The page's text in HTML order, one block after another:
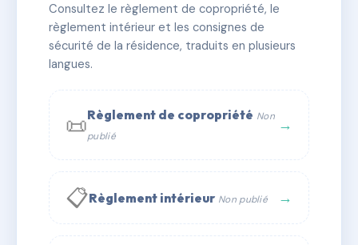
✓ Immatriculée 🏠 9 lots 🏗 1 bâtiment(s)
📞 Contacter Syndic Digital
Consultez le règlement de copropriété, le
règlement intérieur et les consignes de
sécurité de la résidence, traduits en plusieurs
langues.
📜Règlement de copropriété Non
publié
→
📋Règlement intérieur Non publié →